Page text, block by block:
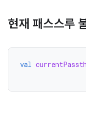
현재 패스스루
val